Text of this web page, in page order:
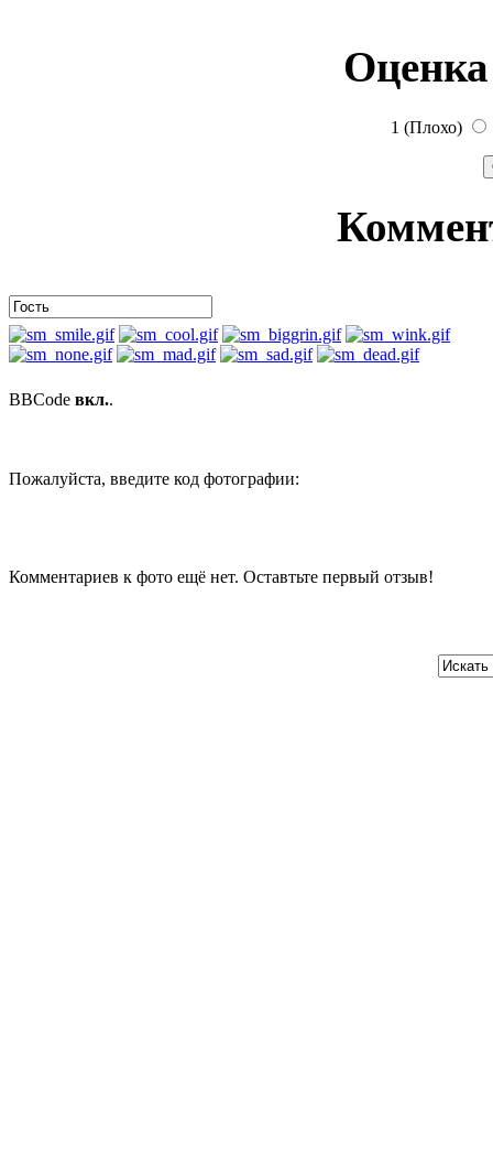
1 (Плохо)
BBCode вкл..
Пожалуйста, введите код фотографии:
Комментариев к фото ещё нет. Оставтьте первый отзыв!